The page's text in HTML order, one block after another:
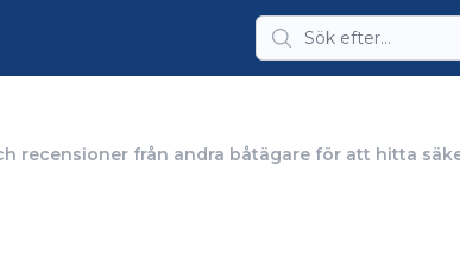
recensioner från andra båtägare för att hitta